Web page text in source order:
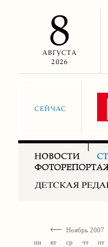
Ноябрь 2007
пн
вт ср чт пт